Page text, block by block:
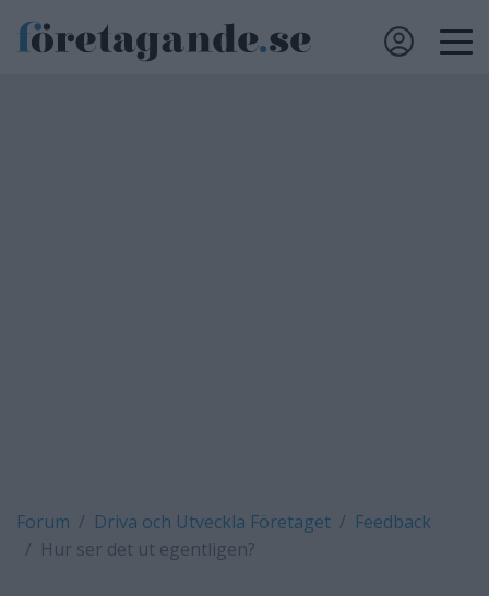
Forum Driva och Utveckla Företaget
Feedback
Hur ser det ut egentligen?